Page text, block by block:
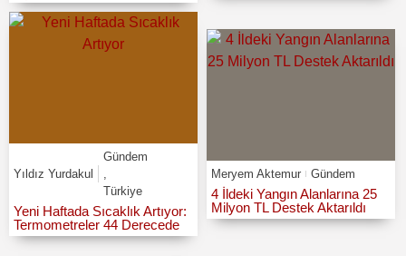
Yıldız Yurdakul
Gündem
Türkiye
Yeni Haftada Sıcaklık Artıyor:
Termometreler 44 Derecede
Meryem Aktemur Gündem
4 İldeki Yangın Alanlarına 25
Milyon TL Destek Aktarıldı